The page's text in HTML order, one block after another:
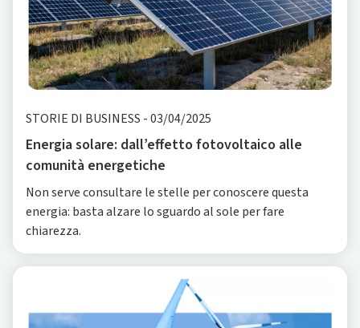
STORIE DI BUSINESS -03/04/2025
Energia solare: dall’effetto fotovoltaico alle
comunità energetiche
Non serve consultare le stelle per conoscere questa
energia: basta alzare lo sguardo al sole per fare
chiarezza.